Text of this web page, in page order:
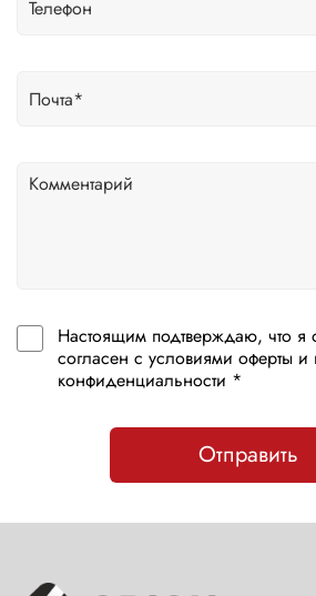
Настоящим подтверждаю, что я
согласен с условиями оферты и
конфиденциальности *
Отправить